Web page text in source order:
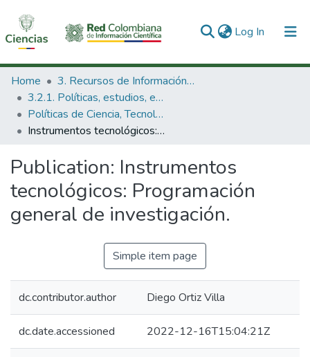
Log In (current)
Communities & Collections
All of DSpace
Statistics
Home
3. Recursos de Información Científica y Tecnológica
3.2.1. Políticas, estudios, evaluaciones e indicadores de CTeI
Políticas de Ciencia, Tecnología e Innovación
Instrumentos tecnológicos: Programación general de investigación.
Publication: Instrumentos
tecnológicos: Programación
general de investigación.
Simple item page
dc.contributor.author Diego Ortiz Villa
dc.date.accessioned 2022-12-16T15:04:21Z